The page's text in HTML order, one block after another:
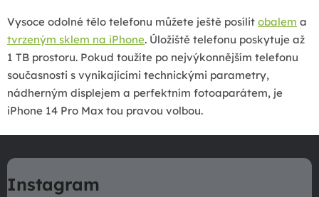
u
Vysoce odolné tělo telefonu můžete ještě posílit obalem a
tvrzeným sklem na iPhone. Úložiště telefonu poskytuje až
1 TB prostoru. Pokud toužíte po nejvýkonnějším telefonu
současnosti s vynikajícími technickými parametry,
nádherným displejem a perfektním fotoaparátem, je
iPhone 14 Pro Max tou pravou volbou.
á
pInstagram